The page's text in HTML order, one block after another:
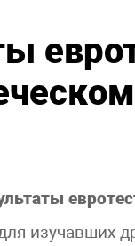
изучавших